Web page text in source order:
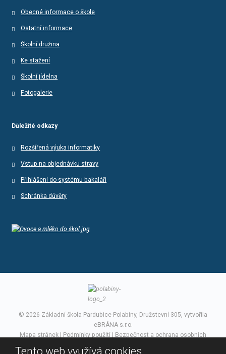
Obecné informace o škole
Ostatní informace
Školní družina
Ke stažení
Školní jídelna
Fotogalerie
Důležité odkazy
Rozšířená výuka informatiky
Vstup na objednávku stravy
Přihlášení do systému bakaláři
Schránka důvěry
© 2026 Základní škola Pardubice-Polabiny, Družstevní 305, vytvořila
eBRÁNA s.r.o.
Mapa stránek
Podmínky použití
Bezpečnost a ochrana osobních
Tento web využívá cookies